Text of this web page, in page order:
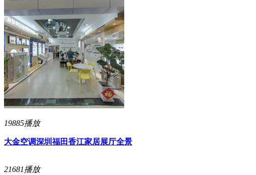
19885播放
大金空调深圳福田香江家居展厅全景
21681播放